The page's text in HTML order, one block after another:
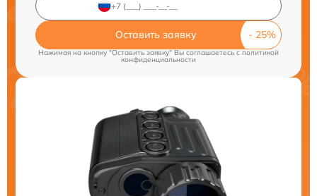
Оставить заявку
Нажимая на кнопку "Оставить заявку" Вы соглашаетесь cполитикой
конфиденциальности